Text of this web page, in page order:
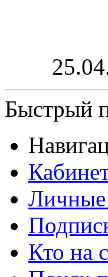
Быстрый
Кто на